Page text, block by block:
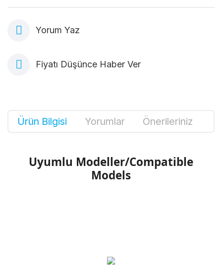
Yorum Yaz
Fiyatı Düşünce Haber Ver
Ürün Bilgisi Yorumlar Önerileriniz
Uyumlu Modeller/Compatible
Models
Yorum Yaz